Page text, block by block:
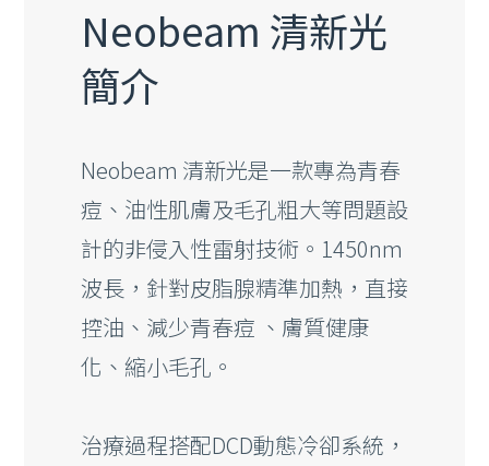
Neobeam 清新光
簡介
Neobeam 清新光是一款專為青春
痘、油性肌膚及毛孔粗大等問題設
計的非侵入性雷射技術。1450nm
波長，針對皮脂腺精準加熱，直接
控油、減少青春痘 、膚質健康
化、縮小毛孔。
治療過程搭配DCD動態冷卻系統，